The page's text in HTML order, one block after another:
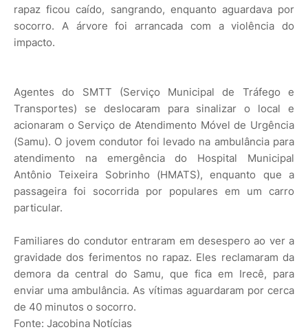
rapaz ficou caído, sangrando, enquanto aguardava por
socorro. A árvore foi arrancada com a violência do
impacto.
Agentes do SMTT (Serviço Municipal de Tráfego e
Transportes) se deslocaram para sinalizar o local e
acionaram o Serviço de Atendimento Móvel de Urgência
(Samu). O jovem condutor foi levado na ambulância para
atendimento na emergência do Hospital Municipal
Antônio Teixeira Sobrinho (HMATS), enquanto que a
passageira foi socorrida por populares em um carro
particular.
Familiares do condutor entraram em desespero ao ver a
gravidade dos ferimentos no rapaz. Eles reclamaram da
demora da central do Samu, que fica em Irecê, para
enviar uma ambulância. As vítimas aguardaram por cerca
de 40 minutos o socorro.
Fonte: Jacobina Notícias